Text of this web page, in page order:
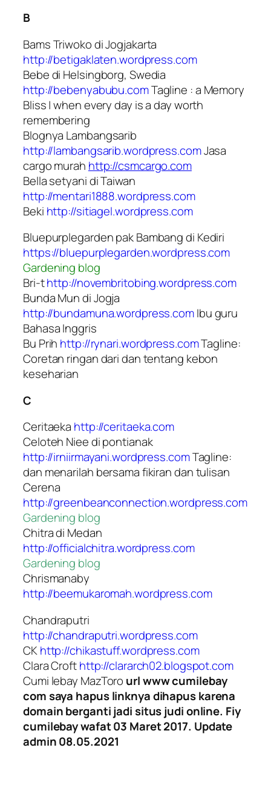
B
Bams Triwoko di Jogjakarta
http://betigaklaten.wordpress.com
Bebe di Helsingborg, Swedia
http://bebenyabubu.comTagline : a Memory
Bliss | when every day is a day worth
remembering
Blognya Lambangsarib
http://lambangsarib.wordpress.comJasa
cargo murah http://csmcargo.com
Bella setyani di Taiwan
http://mentari1888.wordpress.com
Beki http://sitiagel.wordpress.com
Bluepurplegarden pak Bambang di Kediri
https://bluepurplegarden.wordpress.com
Gardening blog
Bri-thttp://novembritobing.wordpress.com
Bunda Mun di Jogja
http://bundamuna.wordpress.comIbu guru
Bahasa Inggris
Bu Prih http://rynari.wordpress.comTagline:
Coretan ringan dari dan tentang kebon
keseharian
C
Ceritaeka http://ceritaeka.com
Celoteh Niee di pontianak
http://irniirmayani.wordpress.comTagline:
dan menarilah bersama fikiran dan tulisan
Cerena
http://greenbeanconnection.wordpress.com
Gardening blog
Chitra di Medan
http://officialchitra.wordpress.com
Gardening blog
Chrismanaby
http://beemukaromah.wordpress.com
Chandraputri
http://chandraputri.wordpress.com
CKhttp://chikastuff.wordpress.com
Clara Crofthttp://clararch02.blogspot.com
Cumi lebay MazToro url www cumilebay
com saya hapus linknya dihapus karena
domain berganti jadi situs judi online. Fiy
cumilebay wafat 03 Maret 2017. Update
admin 08.05.2021